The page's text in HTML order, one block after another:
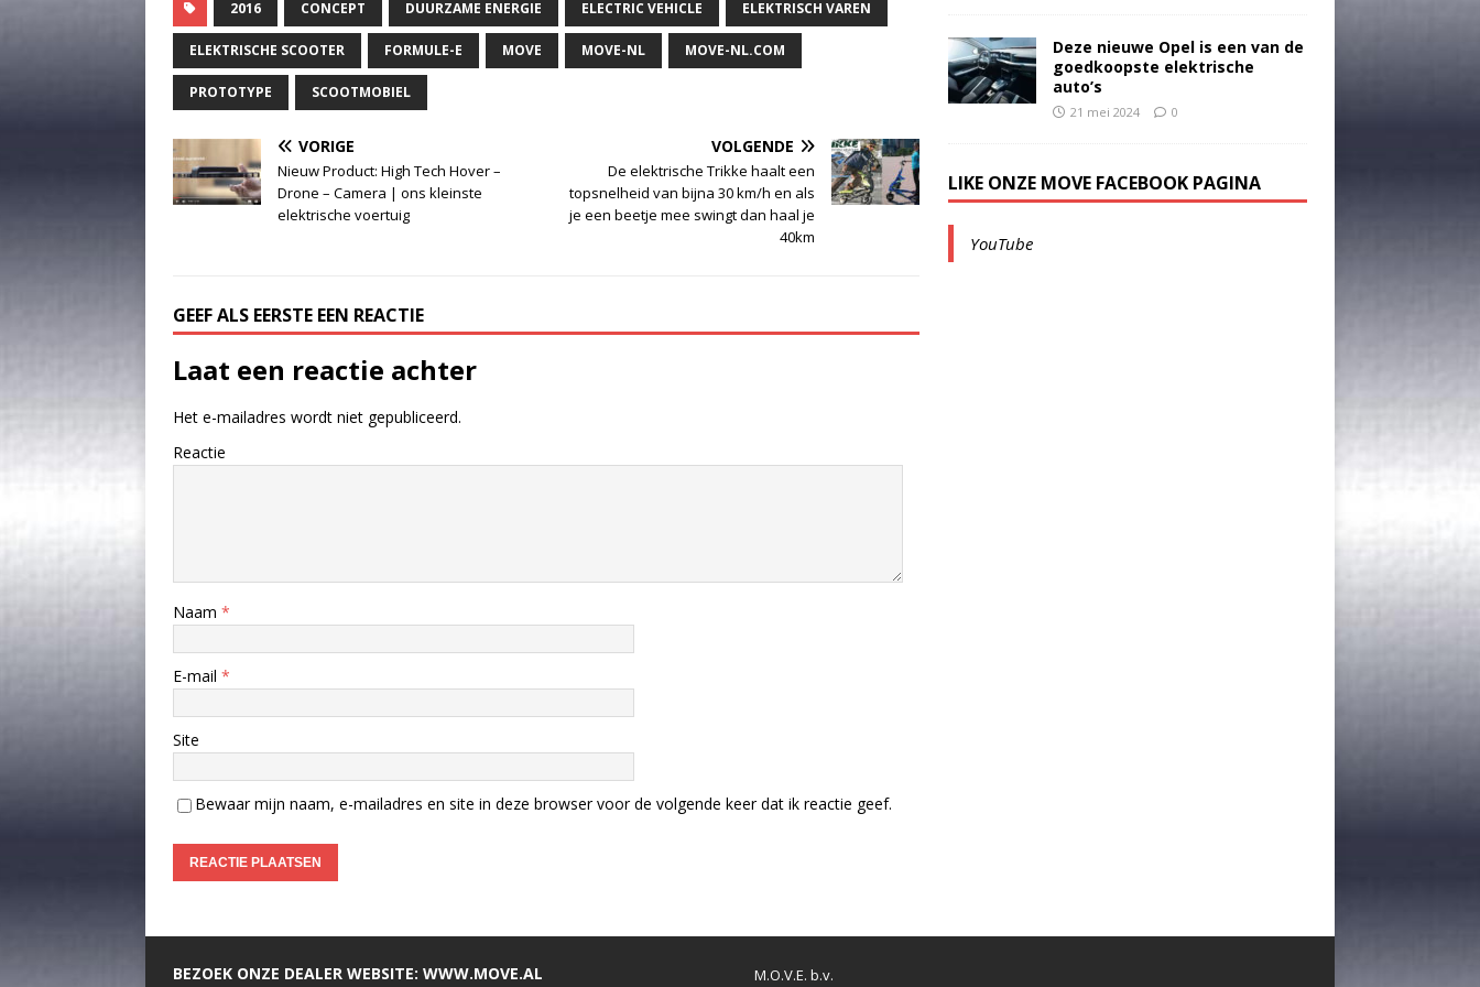
2016 CONCEPT DUURZAME ENERGIE ELECTRIC VEHICLE ELEKTRISCH VAREN
ELEKTRISCHE SCOOTER FORMULE-E MOVE MOVE-NL MOVE-NL.COM
PROTOTYPE SCOOTMOBIEL
VORIGE
Nieuw Product: High Tech Hover –
Drone – Camera | ons kleinste
elektrische voertuig
VOLGENDE
De elektrische Trikke haalt een
topsnelheid van bijna 30 km/h en als
je een beetje mee swingt dan haal je
40km
GEEF ALS EERSTE EEN REACTIE
Laat een reactie achter
Het e-mailadres wordt niet gepubliceerd.
Reactie
Naam *
E-mail *
Site
Bewaar mijn naam, e-mailadres en site in deze browser voor de volgende keer dat ik reactie geef.
Deze nieuwe Opel is een van de
goedkoopste elektrische
auto’s
21 mei 2024 0
LIKE ONZE MOVE FACEBOOK PAGINA
YouTube
BEZOEK ONZE DEALER WEBSITE: WWW.MOVE.AL M.O.V.E. b.v.